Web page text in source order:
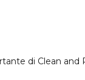
di Clean